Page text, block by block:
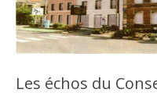
Les échos du